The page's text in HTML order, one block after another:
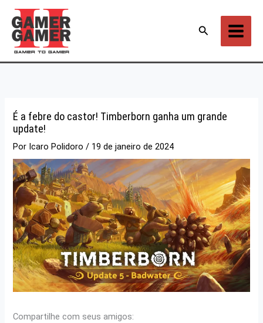
para
conteúdo
Pesquisar
É a febre do castor! Timberborn ganha um grande
update!
Por Icaro Polidoro/ 19 de janeiro de 2024
Compartilhe com seus amigos: